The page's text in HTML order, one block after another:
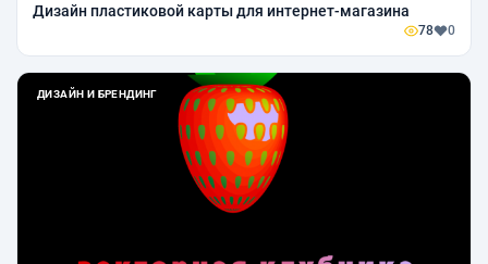
Дизайн пластиковой карты для интернет-магазина
78 0
ДИЗАЙН И БРЕНДИНГ